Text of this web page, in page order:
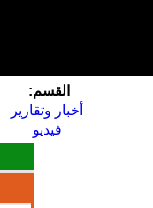
القسم:
أخبار وتقارير
فيديو